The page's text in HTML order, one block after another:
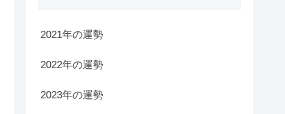
2021年の運勢
2022年の運勢
2023年の運勢